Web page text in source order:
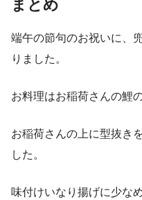
まとめ
端午の節句のお祝いに、
りました。
お料理はお稲荷さんの鯉
お稲荷さんの上に型抜き
した。
味付けいなり揚げに少な